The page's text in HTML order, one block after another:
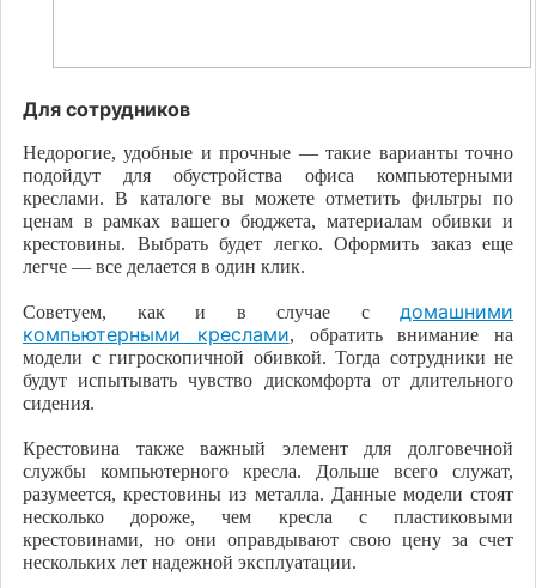
Для сотрудников
Недорогие, удобные и прочные — такие варианты точно
подойдут для обустройства офиса компьютерными
креслами. В каталоге вы можете отметить фильтры по
ценам в рамках вашего бюджета, материалам обивки и
крестовины. Выбрать будет легко. Оформить заказ еще
легче — все делается в один клик.
Советуем, как и в случае с домашними
компьютерными креслами, обратить внимание на
модели с гигроскопичной обивкой. Тогда сотрудники не
будут испытывать чувство дискомфорта от длительного
сидения.
Крестовина также важный элемент для долговечной
службы компьютерного кресла. Дольше всего служат,
разумеется, крестовины из металла. Данные модели стоят
несколько дороже, чем кресла с пластиковыми
крестовинами, но они оправдывают свою цену за счет
нескольких лет надежной эксплуатации.